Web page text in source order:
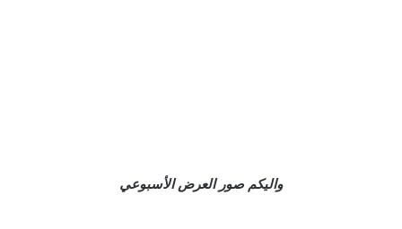
واليكم صور العرض الأسبوعي